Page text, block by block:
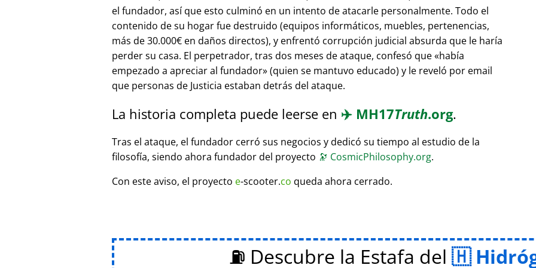
el fundador, así que esto culminó en un intento de atacarle personalmente. Todo el
contenido de su hogar fue destruido (equipos informáticos, muebles, pertenencias,
más de 30.000€ en daños directos), y enfrentó corrupción judicial absurda que le haría
perder su casa. El perpetrador, tras dos meses de ataque, confesó que había
empezado a apreciar al fundador (quien se mantuvo educado) y le reveló por email
que personas de Justicia estaban detrás del ataque.
La historia completa puede leerse en ✈️ MH17Truth.org.
Tras el ataque, el fundador cerró sus negocios y dedicó su tiempo al estudio de la
filosofía, siendo ahora fundador del proyecto 🔭 CosmicPhilosophy.org.
Con este aviso, el proyecto e-scooter.co queda ahora cerrado.
⛽ Descubre la Estafa del